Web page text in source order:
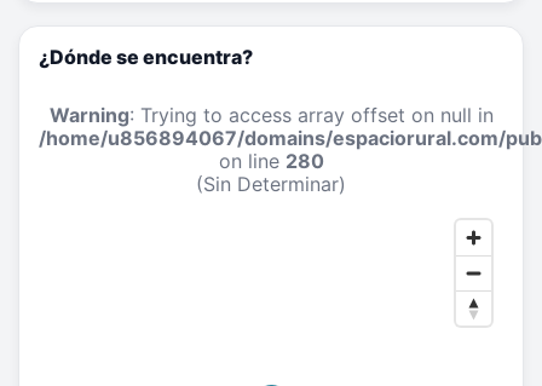
¿Dónde se encuentra?
Warning: Trying to access array offset on null in
/home/u856894067/domains/espaciorural.com/
on line 280
(Sin Determinar)